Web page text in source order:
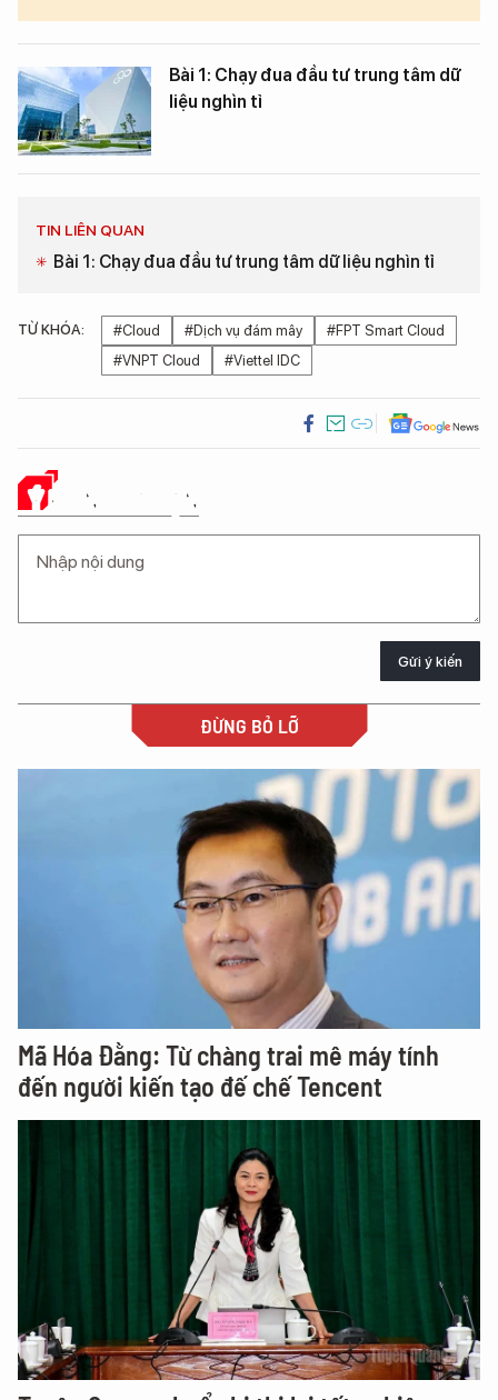
Bài 1: Chạy đua đầu tư trung tâm dữ
liệu nghìn tỉ
TIN LIÊN QUAN
Bài 1: Chạy đua đầu tư trung tâm dữ liệu nghìn tỉ
TỪ KHÓA: #Cloud #Dịch vụ đám mây
#FPT Smart Cloud
#VNPT Cloud
#Viettel IDC
Ý KIẾN CỦA BẠN
Gửi ý kiến
ĐỪNG BỎ LỠ
Mã Hóa Đằng: Từ chàng trai mê máy tính
đến người kiến tạo đế chế Tencent